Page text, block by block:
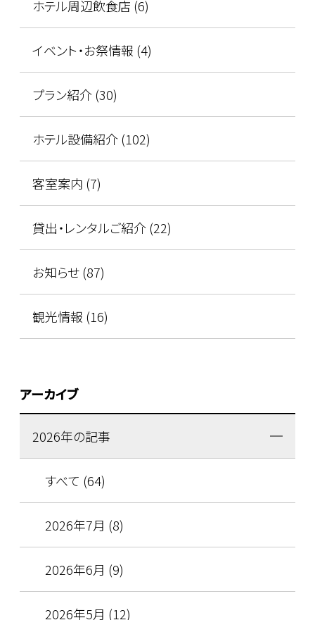
ホテル周辺飲食店 (6)
イベント・お祭情報 (4)
プラン紹介 (30)
ホテル設備紹介 (102)
客室案内 (7)
貸出・レンタルご紹介 (22)
お知らせ (87)
観光情報 (16)
アーカイブ
2026年の記事
すべて (64)
2026年7月 (8)
2026年6月 (9)
2026年5月 (12)